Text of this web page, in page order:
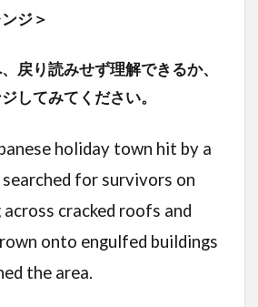
ジ＞
戻り読みせず理解できるか、
してみてください。
holiday town hit by a
for survivors on
across cracked roofs and
onto engulfed buildings
the area.